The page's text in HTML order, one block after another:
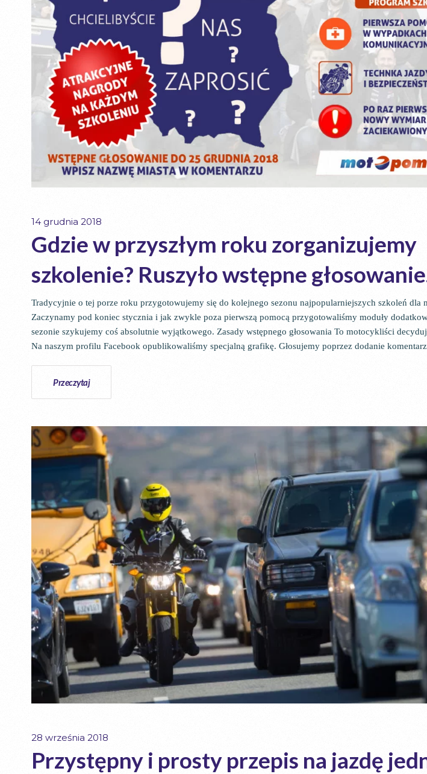
14 grudnia 2018
Gdzie w przyszłym roku zorganizujemy
szkolenie? Ruszyło wstępne
Tradycyjnie o tej porze roku przygotowujemy się do kolejnego sezonu najpopularniejszych szkoleń dla
Zaczynamy pod koniec stycznia i jak zwykle poza pierwszą pomocą przygotowaliśmy moduły
sezonie szykujemy coś absolutnie wyjątkowego. Zasady wstępnego głosowania To motocykliści
Na naszym profilu Facebook opublikowaliśmy specjalną grafikę. Głosujemy poprzez dodanie
Przeczytaj
28 września 2018
Przystępny i prosty przepis na jazdę